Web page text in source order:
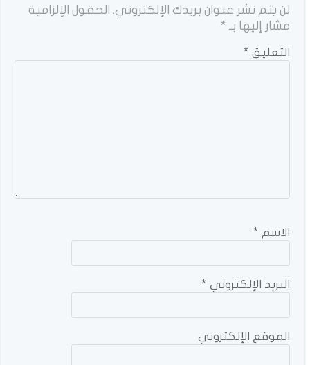
لن يتم نشر عنوان بريدك الإلكتروني. الحقول الإلزامية
مشار إليها بـ *
التعليق *
الاسم *
البريد الإلكتروني *
الموقع الإلكتروني